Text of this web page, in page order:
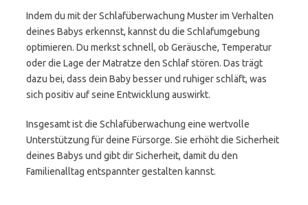
Indem du mit der Schlafüberwachung Muster im Verhalten
deines Babys erkennst, kannst du die Schlafumgebung
optimieren. Du merkst schnell, ob Geräusche, Temperatur
oder die Lage der Matratze den Schlaf stören. Das trägt
dazu bei, dass dein Baby besser und ruhiger schläft, was
sich positiv auf seine Entwicklung auswirkt.
Insgesamt ist die Schlafüberwachung eine wertvolle
Unterstützung für deine Fürsorge. Sie erhöht die Sicherheit
deines Babys und gibt dir Sicherheit, damit du den
Familienalltag entspannter gestalten kannst.